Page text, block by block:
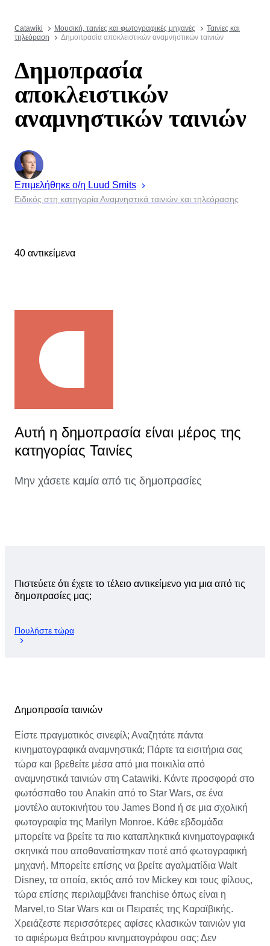
Catawiki Μουσική, ταινίες και φωτογραφικές μηχανές
Ταινίες και
τηλεόραση
Δημοπρασία αποκλειστικών αναμνηστικών ταινιών
Δημοπρασία
αποκλειστικών
αναμνηστικών ταινιών
Επιμελήθηκε ο/η Luud Smits
Ειδικός στη κατηγορία Αναμνηστικά ταινιών και τηλεόρασης
40 αντικείμενα
Αυτή η δημοπρασία είναι μέρος της
κατηγορίας Ταινίες
Μην χάσετε καμία από τις δημοπρασίες
Πιστεύετε ότι έχετε το τέλειο αντικείμενο για μια από τις
δημοπρασίες μας;
Πουλήστε τώρα
Δημοπρασία ταινιών
Είστε πραγματικός σινεφίλ; Αναζητάτε πάντα
κινηματογραφικά αναμνηστικά; Πάρτε τα εισιτήρια σας
τώρα και βρεθείτε μέσα από μια ποικιλία από
αναμνηστικά ταινιών στη Catawiki. Κάντε προσφορά στο
φωτόσπαθο του Anakin από το Star Wars, σε ένα
μοντέλο αυτοκινήτου του James Bond ή σε μια σχολική
φωτογραφία της Marilyn Monroe. Κάθε εβδομάδα
μπορείτε να βρείτε τα πιο καταπληκτικά κινηματογραφικά
σκηνικά που αποθανατίστηκαν ποτέ από φωτογραφική
μηχανή. Μπορείτε επίσης να βρείτε αγαλματίδια Walt
Disney, τα οποία, εκτός από τον Mickey και τους φίλους,
τώρα επίσης περιλαμβάνει franchise όπως είναι η
Marvel,το Star Wars και οι Πειρατές της Καραϊβικής.
Χρειάζεστε περισσότερες αφίσες κλασικών ταινιών για
το αφιέρωμα θεάτρου κινηματογράφου σας; Δεν